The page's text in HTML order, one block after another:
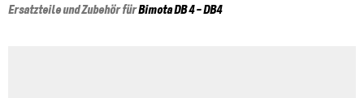
Ersatzteile und Zubehör fürBimotaDB 4 - DB4